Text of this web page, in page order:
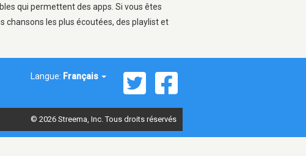
qui permettent des apps. Si vous êtes
chansons les plus écoutées, des playlist et
Langue: Français
© 2026 Streema, Inc. Tous droits réservés